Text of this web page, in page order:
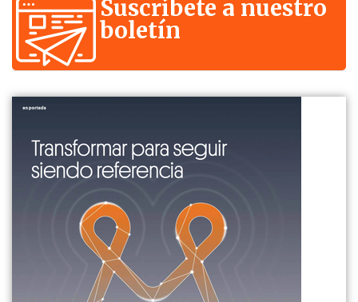
Suscríbete a nuestro
boletín